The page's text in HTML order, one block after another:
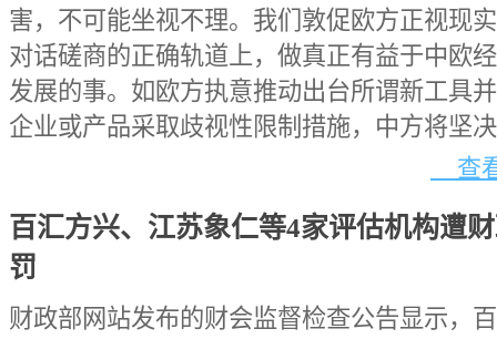
害，不可能坐视不理。我们敦促欧方正视现
对话磋商的正确轨道上，做真正有益于中欧
发展的事。如欧方执意推动出台所谓新工具
企业或产品采取歧视性限制措施，中方将坚
查
百汇方兴、江苏象仁等4家评估机构遭
罚
财政部网站发布的财会监督检查公告显示，